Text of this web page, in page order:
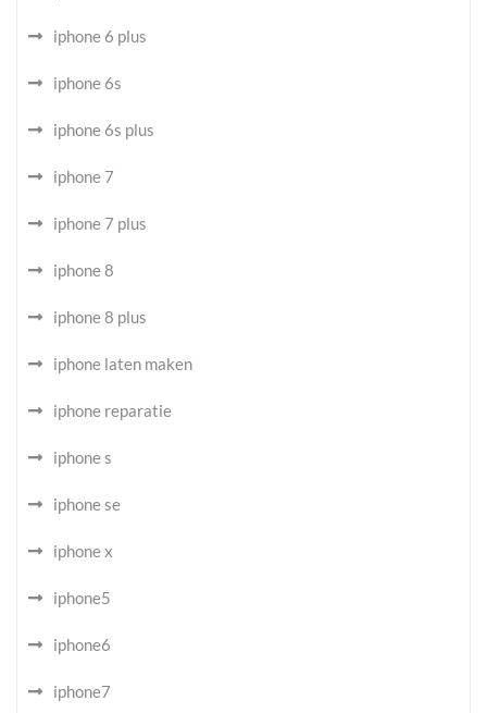
iphone 6 plus
iphone 6s
iphone 6s plus
iphone 7
iphone 7 plus
iphone 8
iphone 8 plus
iphone laten maken
iphone reparatie
iphone s
iphone se
iphone x
iphone5
iphone6
iphone7